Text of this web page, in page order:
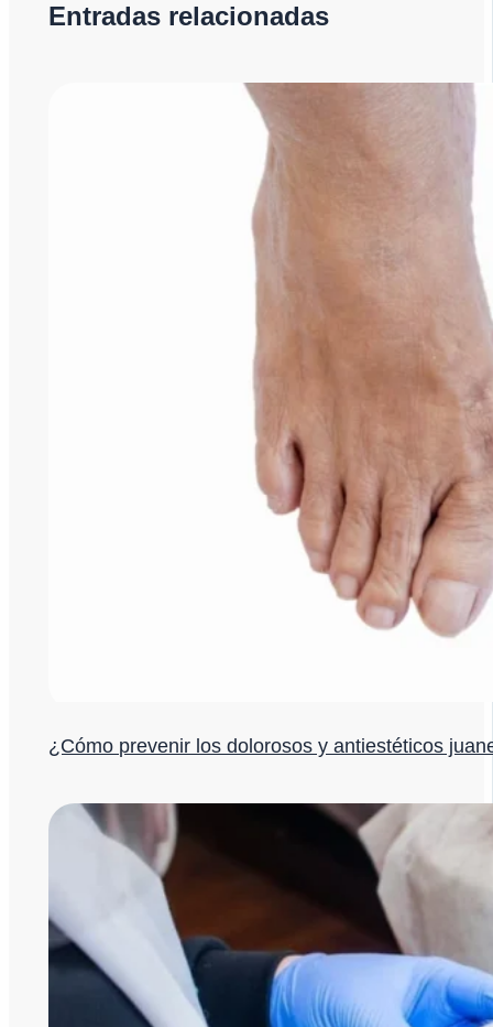
Entradas relacionadas
¿Cómo prevenir los dolorosos y antiestéticos